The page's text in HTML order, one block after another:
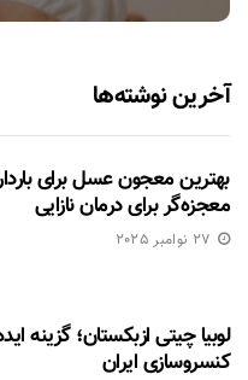
آخرین نوشته‌ها
بهترین معجون عسل برای
معجزه‌گر برای درمان نازایی
27 نوامبر 2025
لوبیا چیتی ازبکستان؛ گزینه
کنسروسازی ایران